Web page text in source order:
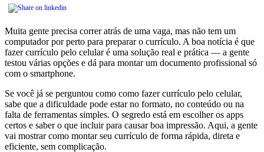
Muita gente precisa correr atrás de uma vaga, mas não tem um
computador por perto para preparar o currículo. A boa notícia é que
fazer currículo pelo celular é uma solução real e prática — a gente
testou várias opções e dá para montar um documento profissional só
com o smartphone.
Se você já se perguntou como como fazer currículo pelo celular,
sabe que a dificuldade pode estar no formato, no conteúdo ou na
falta de ferramentas simples. O segredo está em escolher os apps
certos e saber o que incluir para causar boa impressão. Aqui, a gente
vai mostrar como montar seu currículo de forma rápida, direta e
eficiente, sem complicação.